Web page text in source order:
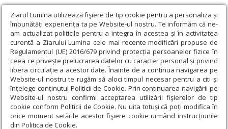
Ziarul Lumina utilizează fişiere de tip cookie pentru a personaliza și
îmbunătăți experiența ta pe Website-ul nostru. Te informăm că ne-
am actualizat politicile pentru a integra în acestea și în activitatea
curentă a Ziarului Lumina cele mai recente modificări propuse de
Regulamentul (UE) 2016/679 privind protecția persoanelor fizice în
ceea ce privește prelucrarea datelor cu caracter personal și privind
libera circulație a acestor date. Înainte de a continua navigarea pe
Website-ul nostru te rugăm să aloci timpul necesar pentru a citi și
înțelege conținutul Politicii de Cookie. Prin continuarea navigării pe
Website-ul nostru confirmi acceptarea utilizării fişierelor de tip
cookie conform Politicii de Cookie. Nu uita totuși că poți modifica în
orice moment setările acestor fişiere cookie urmând instrucțiunile
din Politica de Cookie.
Ziarul Lumina › Actualitate religioasă › Știri › Zi de hram la
Catedrala Arhiepiscopală din Buzău
Zi de hram la Catedrala Arhiepiscopală din